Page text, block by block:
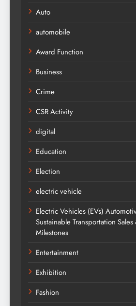
Auto
automobile
Award Function
Business
Crime
CSR Activity
digital
Education
Election
electric vehicle
Electric Vehicles (EVs)
Sustainable Transportation Sales
Milestones
Entertainment
Exhibition
Fashion